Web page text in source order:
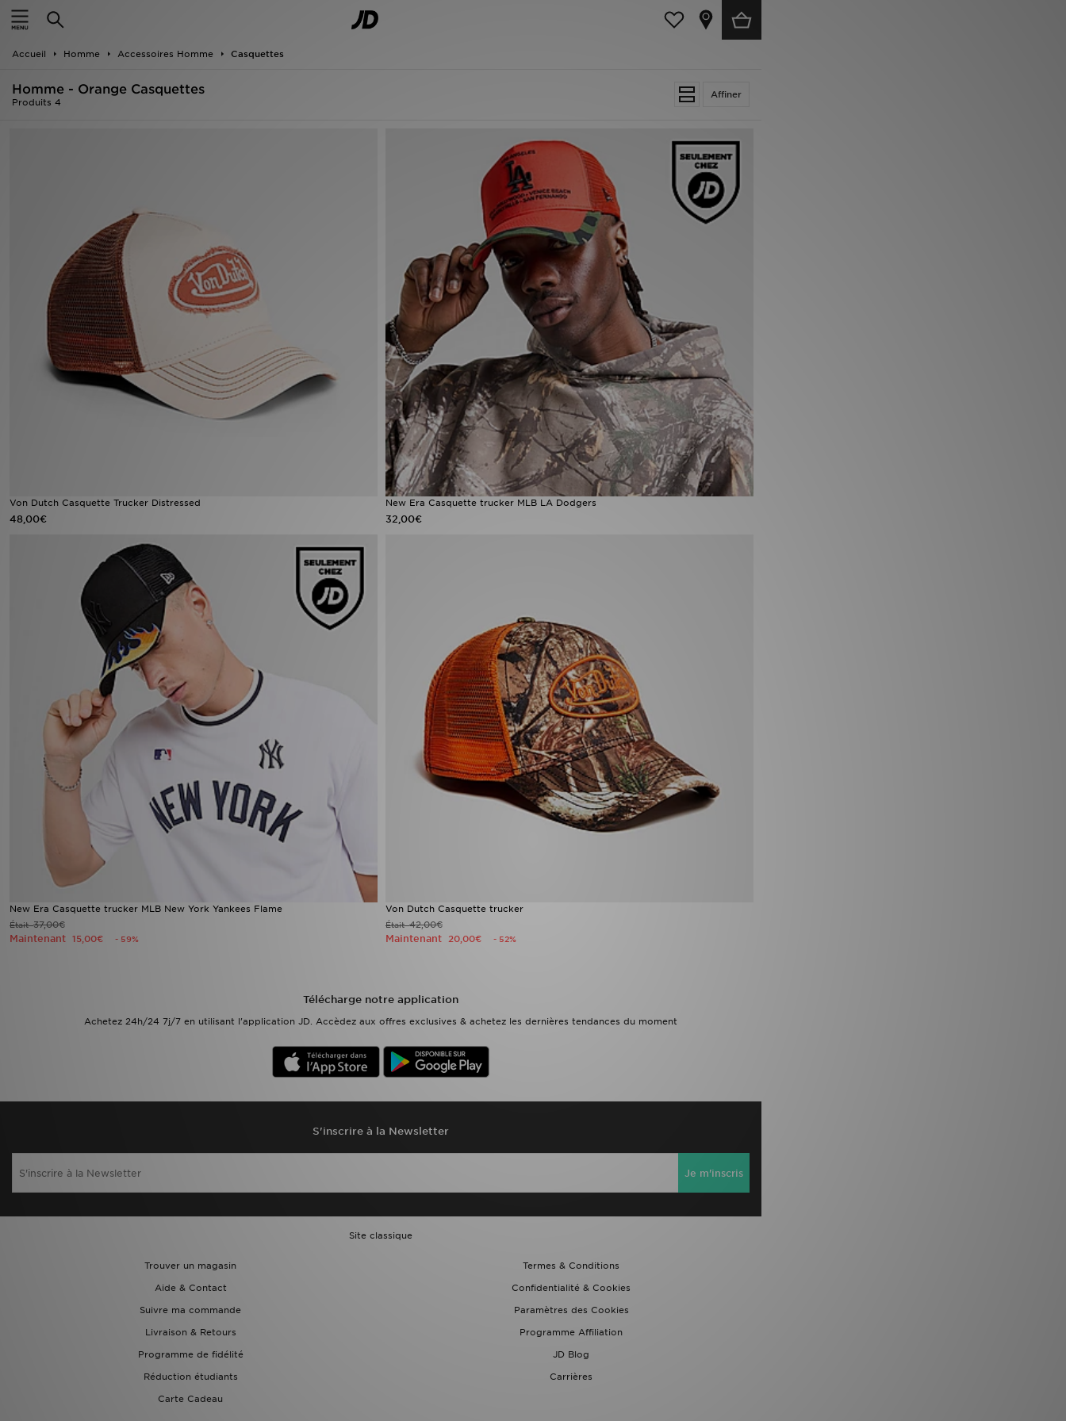
Accueil Homme Accessoires Homme Casquettes
Affiner
Homme - Orange Casquettes
Produits 4
Von Dutch Casquette Trucker Distressed
48,00€
New Era Casquette trucker MLB LA Dodgers
32,00€
New Era Casquette trucker MLB New York Yankees Flame
Était37,00€
Maintenant 15,00€ - 59%
Von Dutch Casquette trucker
Était42,00€
Maintenant 20,00€ - 52%
Télécharge notre application
Achetez 24h/24 7j/7 en utilisant l'application JD. Accèdez aux offres exclusives & achetez les dernières tendances du moment
S'inscrire à la Newsletter
Je m'inscris
Site classique
Trouver un magasin
Termes & Conditions
Aide & Contact
Confidentialité & Cookies
Suivre ma commande
Paramètres des Cookies
Livraison & Retours
Programme Affiliation
Programme de fidélité
JD Blog
Réduction étudiants
Carrières
Carte Cadeau
Accueil
Homme
Football
PROMOS
Nos Magasins